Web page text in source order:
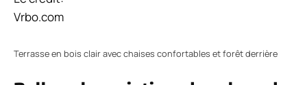
Vrbo.com
Terrasse en bois clair avec chaises confortables et forêt derrière